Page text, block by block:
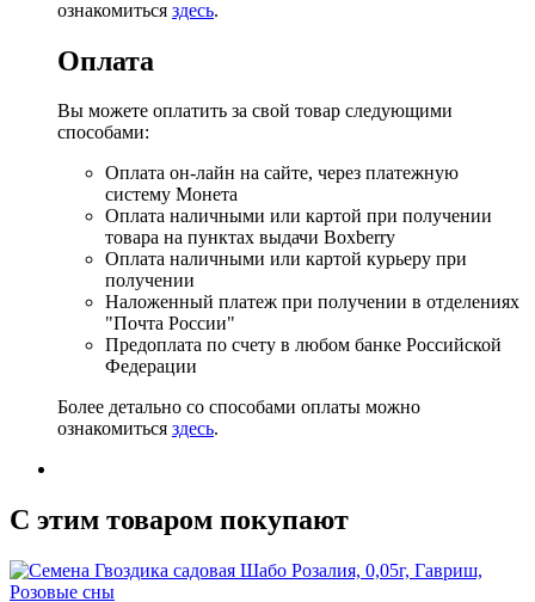
ознакомиться здесь.
Оплата
Вы можете оплатить за свой товар следующими
способами:
Оплата он-лайн на сайте, через платежную
систему Монета
Оплата наличными или картой при получении
товара на пунктах выдачи Boxberry
Оплата наличными или картой курьеру при
получении
Наложенный платеж при получении в отделениях
"Почта России"
Предоплата по счету в любом банке Российской
Федерации
Более детально со способами оплаты можно
ознакомиться здесь.
C этим товаром покупают